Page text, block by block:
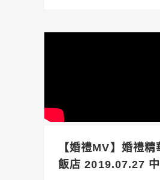
【婚禮MV】婚禮精
飯店 2019.07.27